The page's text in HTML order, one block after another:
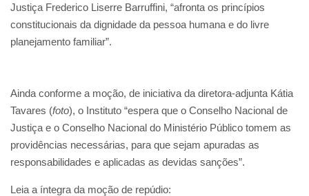
Justiça Frederico Liserre Barruffini, “afronta os princípios
constitucionais da dignidade da pessoa humana e do livre
planejamento familiar”.
Ainda conforme a moção, de iniciativa da diretora-adjunta Kátia
Tavares (foto), o Instituto “espera que o Conselho Nacional de
Justiça e o Conselho Nacional do Ministério Público tomem as
providências necessárias, para que sejam apuradas as
responsabilidades e aplicadas as devidas sanções”.
Leia a íntegra da moção de repúdio: